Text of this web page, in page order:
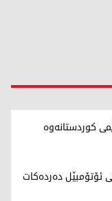
کوردستانەوە
ئۆتۆمبێل دەردەکات